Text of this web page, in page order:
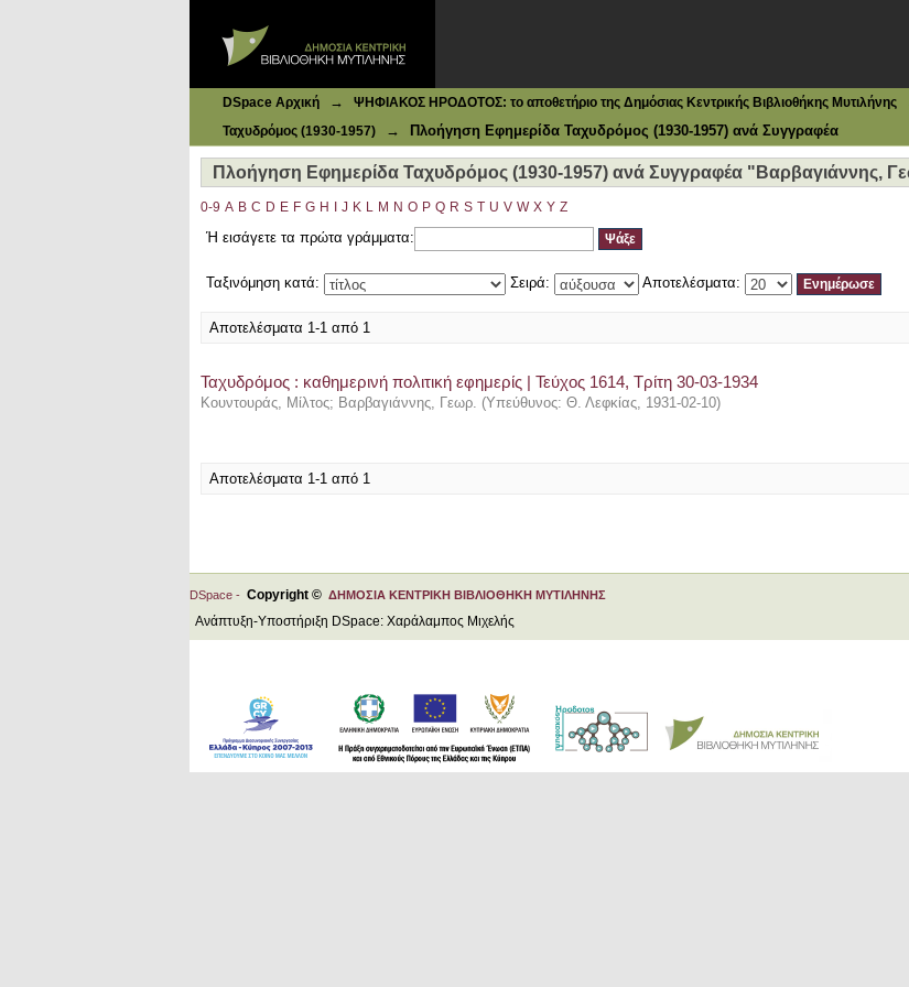
DSpace Αρχική → ΨΗΦΙΑΚΟΣ ΗΡΟΔΟΤΟΣ: το αποθετήριο της Δημόσιας Κεντρικής Βιβλιοθήκης Μυτιλήνης
Ταχυδρόμος (1930-1957)
→ Πλοήγηση Εφημερίδα Ταχυδρόμος (1930-1957) ανά Συγγραφέα
Πλοήγηση Εφημερίδα Ταχυδρόμος (1930-1957) ανά Συγγραφέα "Βαρβαγιάννης,
0-9 A B C D E F G H J K L M N O P Q R S T U V W X Y Z
Ή εισάγετε τα πρώτα γράμματα:
Ταξινόμηση κατά: Σειρά: Αποτελέσματα:
Αποτελέσματα 1-1 από 1
Ταχυδρόμος : καθημερινή πολιτική εφημερίς | Τεύχος 1614, Τρίτη 30-03-1934
Κουντουράς, Μίλτος; Βαρβαγιάννης, Γεωρ. (Υπεύθυνος: Θ. Λεφκίας, 1931-02-10)
Αποτελέσματα 1-1 από 1
DSpace - Copyright © ΔΗΜΟΣΙΑ ΚΕΝΤΡΙΚΗ ΒΙΒΛΙΟΘΗΚΗ ΜΥΤΙΛΗΝΗΣ
Ανάπτυξη-Υποστήριξη DSpace: Χαράλαμπος Μιχελής